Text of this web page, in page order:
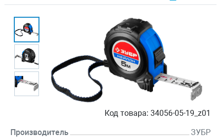
Код товара: 34056-05-19_z01
Производитель ЗУБР